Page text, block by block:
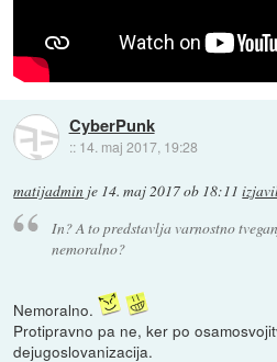
CyberPunk
:: 14. maj 2017, 19:28
matijadmin je 14. maj 2017 ob 18:11
In? A to predstavlja varnostno
nemoralno?
Nemoralno.
Protipravno pa ne, ker po
dejugoslovanizacija.